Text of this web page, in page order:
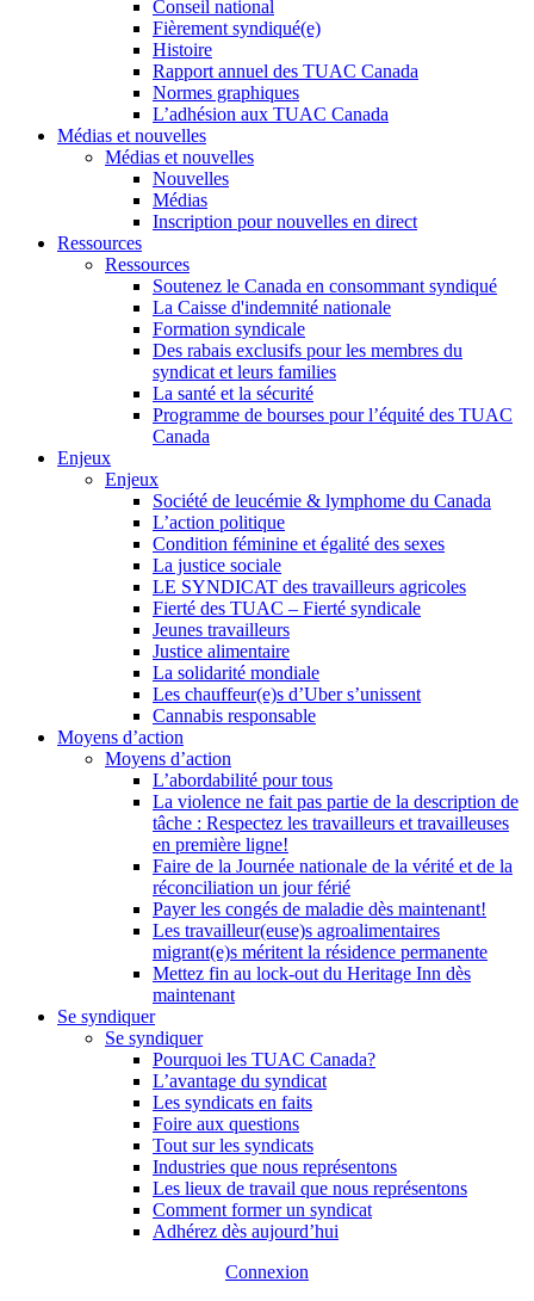
Conseil national
Fièrement syndiqué(e)
Histoire
Rapport annuel des TUAC Canada
Normes graphiques
L’adhésion aux TUAC Canada
Médias et nouvelles
Médias et nouvelles
Nouvelles
Médias
Inscription pour nouvelles en direct
Ressources
Ressources
Soutenez le Canada en consommant syndiqué
La Caisse d'indemnité nationale
Formation syndicale
Des rabais exclusifs pour les membres du
syndicat et leurs families
La santé et la sécurité
Programme de bourses pour l’équité des TUAC
Canada
Enjeux
Enjeux
Société de leucémie & lymphome du Canada
L’action politique
Condition féminine et égalité des sexes
La justice sociale
LE SYNDICAT des travailleurs agricoles
Fierté des TUAC – Fierté syndicale
Jeunes travailleurs
Justice alimentaire
La solidarité mondiale
Les chauffeur(e)s d’Uber s’unissent
Cannabis responsable
Moyens d’action
Moyens d’action
L’abordabilité pour tous
La violence ne fait pas partie de la description de
tâche : Respectez les travailleurs et travailleuses
en première ligne!
Faire de la Journée nationale de la vérité et de la
réconciliation un jour férié
Payer les congés de maladie dès maintenant!
Les travailleur(euse)s agroalimentaires
migrant(e)s méritent la résidence permanente
Mettez fin au lock-out du Heritage Inn dès
maintenant
Se syndiquer
Se syndiquer
Pourquoi les TUAC Canada?
L’avantage du syndicat
Les syndicats en faits
Foire aux questions
Tout sur les syndicats
Industries que nous représentons
Les lieux de travail que nous représentons
Comment former un syndicat
Adhérez dès aujourd’hui
Connexion